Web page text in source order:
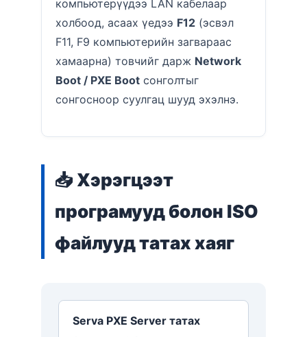
компьютерүүдээ LAN кабелаар
холбоод, асаах үедээ F12 (эсвэл
F11, F9 компьютерийн загвараас
хамаарна) товчийг дарж Network
Boot / PXE Boot сонголтыг
сонгосноор суулгац шууд эхэлнэ.
📥 Хэрэгцээт
програмууд болон ISO
файлууд татах хаяг
Serva PXE Server татах